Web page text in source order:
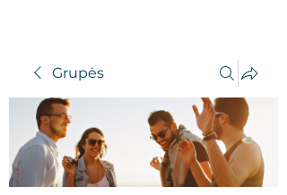
Grupės